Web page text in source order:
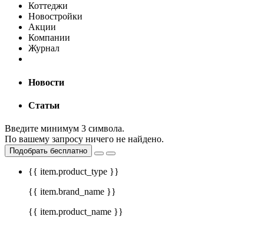
Коттеджи
Новостройки
Акции
Компании
Журнал
Новости
Статьи
Введите минимум 3 символа.
По вашему запросу ничего не найдено.
Подобрать бесплатно
{{ item.product_type }}
{{ item.brand_name }}
{{ item.product_name }}